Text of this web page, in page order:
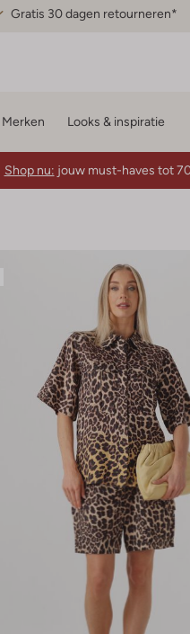
Gratis 30 dagen retourneren*
Merken Looks & inspiratie
Shop nu: jouw must-haves tot